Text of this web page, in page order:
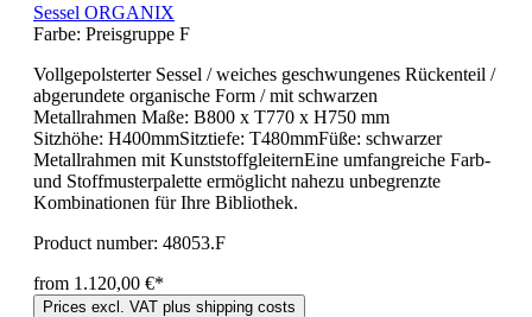
Sessel ORGANIX
Farbe: Preisgruppe F
Vollgepolsterter Sessel / weiches geschwungenes Rückenteil /
abgerundete organische Form / mit schwarzen
Metallrahmen Maße: B800 x T770 x H750 mm
Sitzhöhe: H400mmSitztiefe: T480mmFüße: schwarzer
Metallrahmen mit KunststoffgleiternEine umfangreiche Farb-
und Stoffmusterpalette ermöglicht nahezu unbegrenzte
Kombinationen für Ihre Bibliothek.
Product number: 48053.F
from 1.120,00 €*
Prices excl. VAT plus shipping costs